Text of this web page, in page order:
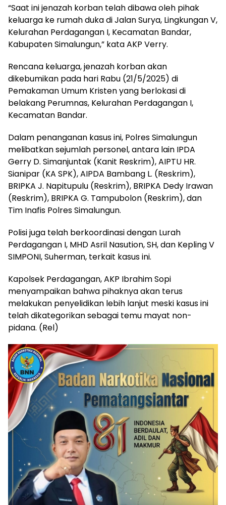
“Saat ini jenazah korban telah dibawa oleh pihak
keluarga ke rumah duka di Jalan Surya, Lingkungan V,
Kelurahan Perdagangan I, Kecamatan Bandar,
Kabupaten Simalungun,” kata AKP Verry.
Rencana keluarga, jenazah korban akan
dikebumikan pada hari Rabu (21/5/2025) di
Pemakaman Umum Kristen yang berlokasi di
belakang Perumnas, Kelurahan Perdagangan I,
Kecamatan Bandar.
Dalam penanganan kasus ini, Polres Simalungun
melibatkan sejumlah personel, antara lain IPDA
Gerry D. Simanjuntak (Kanit Reskrim), AIPTU HR.
Sianipar (KA SPK), AIPDA Bambang L. (Reskrim),
BRIPKA J. Napitupulu (Reskrim), BRIPKA Dedy Irawan
(Reskrim), BRIPKA G. Tampubolon (Reskrim), dan
Tim Inafis Polres Simalungun.
Polisi juga telah berkoordinasi dengan Lurah
Perdagangan I, MHD Asril Nasution, SH, dan Kepling V
SIMPONI, Suherman, terkait kasus ini.
Kapolsek Perdagangan, AKP Ibrahim Sopi
menyampaikan bahwa pihaknya akan terus
melakukan penyelidikan lebih lanjut meski kasus ini
telah dikategorikan sebagai temu mayat non-
pidana. (Rel)